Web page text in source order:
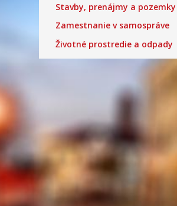
Stavby, prenájmy a pozemky
Zamestnanie v samospráve
Životné prostredie a odpady